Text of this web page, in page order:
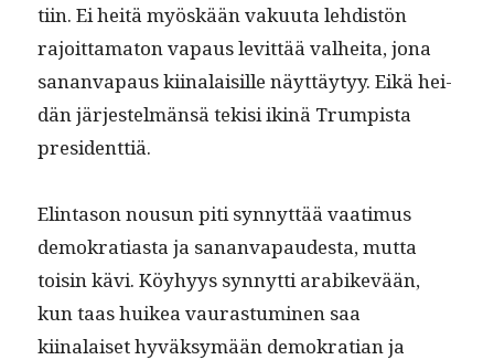
ti­in. Ei heitä myöskään vaku­u­ta lehdis­tön
rajoit­tam­a­ton vapaus levit­tää val­hei­ta, jona
sanan­va­paus kiinalaisille näyt­täy­tyy. Eikä hei­
dän jär­jestelmän­sä tek­isi ikinä Trump­ista
presidenttiä.
Elin­ta­son nousun piti syn­nyt­tää vaa­timus
demokra­ti­as­ta ja sanan­va­paud­es­ta, mut­ta
toisin kävi. Köy­hyys syn­nyt­ti ara­bikevään,
kun taas huikea vauras­tu­mi­nen saa
kiinalaiset hyväksymään demokra­t­ian ja